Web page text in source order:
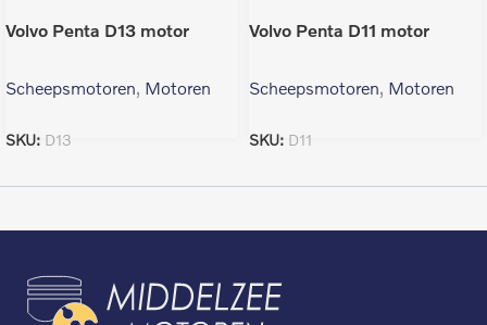
Volvo Penta D13 motor
Scheepsmotoren, Motoren
SKU: D13
Volvo Penta D11 motor
Scheepsmotoren, Motoren
SKU: D11